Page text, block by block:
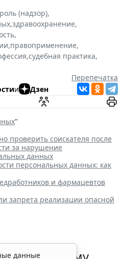
(надзор),
,здравоохранение,
,
,правоприменение,
,судебная практика,
Перепечатка
и Дзен
"
проверить соискателя после
за нарушение
данных
персональных данных: как
и фармацевтов
запрета реализации опасной
данные